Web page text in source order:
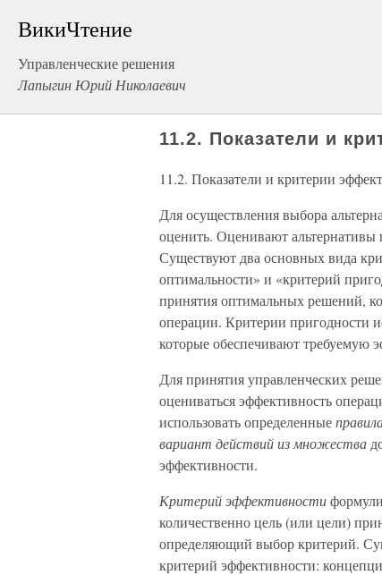
ВикиЧтение
Управленческие решения
Лапыгин Юрий Николаевич
11.2. Показатели и
11.2. Показатели и критерии
Для осуществления выбора
оценить. Оценивают
Существуют два основных вида
оптимальности» и «критерий
принятия оптимальных решений,
операции. Критерии пригодности
которые обеспечивают требуемую
Для принятия управленческих
оцениваться эффективность
использовать определенные
вариант действий из множества
эффективности.
Критерий эффективности
количественно цель (или цели)
определяющий выбор критерий.
критерий эффективности: